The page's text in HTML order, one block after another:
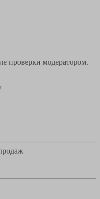
проверки модератором.